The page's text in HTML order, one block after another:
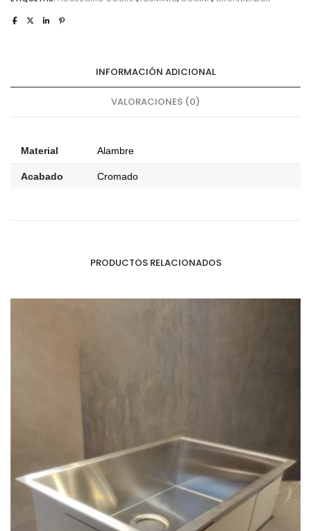
mm
cantidad
INFORMACIÓN ADICIONAL
VALORACIONES (0)
Material Alambre
Acabado Cromado
PRODUCTOS RELACIONADOS